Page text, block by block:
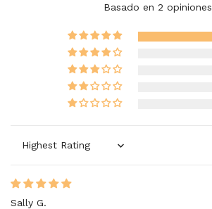
Basado en 2 opiniones
Sort by
Sally G.